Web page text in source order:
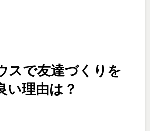
スで友達づくりを
い理由は？